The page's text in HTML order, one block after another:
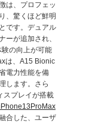
は、プロフェッ
、驚くほど鮮明
です。デュアル
ーが追加され、
の向上が可能
は、A15 Bionic
電力性能を備
します。さら
スプレイが搭載
合した、ユーザ